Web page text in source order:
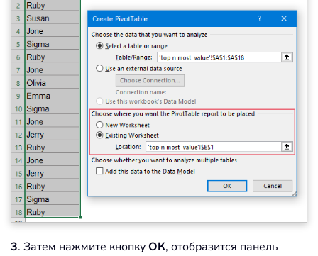
3. Затем нажмите кнопкуОК, отобразится панель